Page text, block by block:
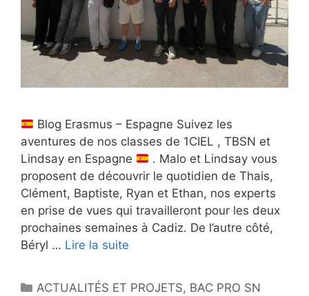
Blog Erasmus – Espagne Suivez les
aventures de nos classes de 1CIEL , TBSN et
Lindsay en Espagne
. Malo et Lindsay vous
proposent de découvrir le quotidien de Thais,
Clément, Baptiste, Ryan et Ethan, nos experts
en prise de vues qui travailleront pour les deux
prochaines semaines à Cadiz. De l’autre côté,
Béryl … Lire la suite
Catégories
ACTUALITÉS ET PROJETS, BAC PRO SN